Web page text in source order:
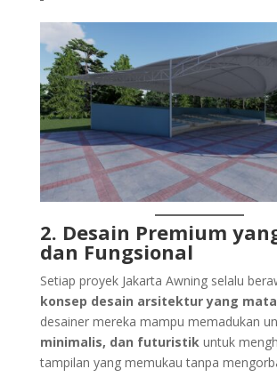
2. Desain Premium
dan Fungsional
Setiap proyek Jakarta Awning selalu
konsep desain arsitektur yang
desainer mereka mampu memadukan
minimalis, dan futuristik untuk
tampilan yang memukau tanpa